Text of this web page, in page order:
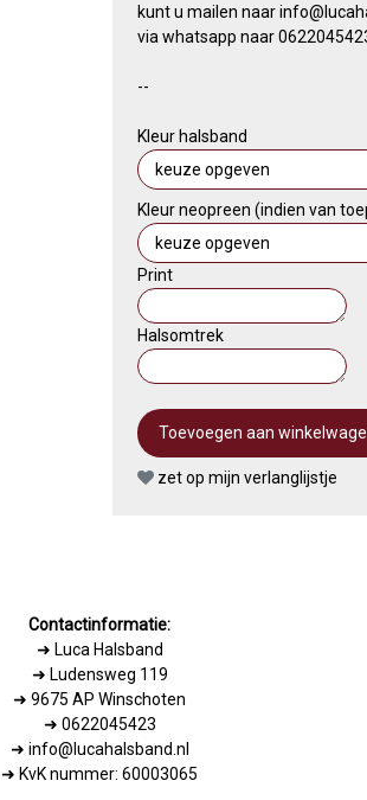
kunt u mailen naar
via whatsapp naar
​--
Kleur halsband
Kleur neopreen (indien van
Print
Halsomtrek
zet op mijn verlanglijstje
Contactinformatie:
➜ Luca Halsband
➜ Ludensweg 119
➜ 9675 AP Winschoten
➜ 0622045423
➜ info@lucahalsband.nl
➜ KvK nummer: 60003065